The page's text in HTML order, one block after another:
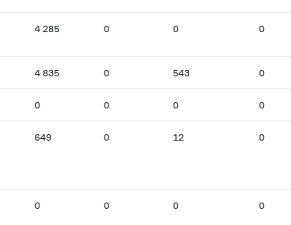
4 285 0 0 0
4 835 0 543 0
0 0 0 0
649 0 12 0
0 0 0 0